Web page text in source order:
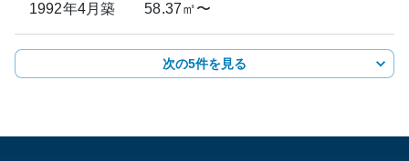
1992年4月築 58.37㎡〜
次の5件を見る